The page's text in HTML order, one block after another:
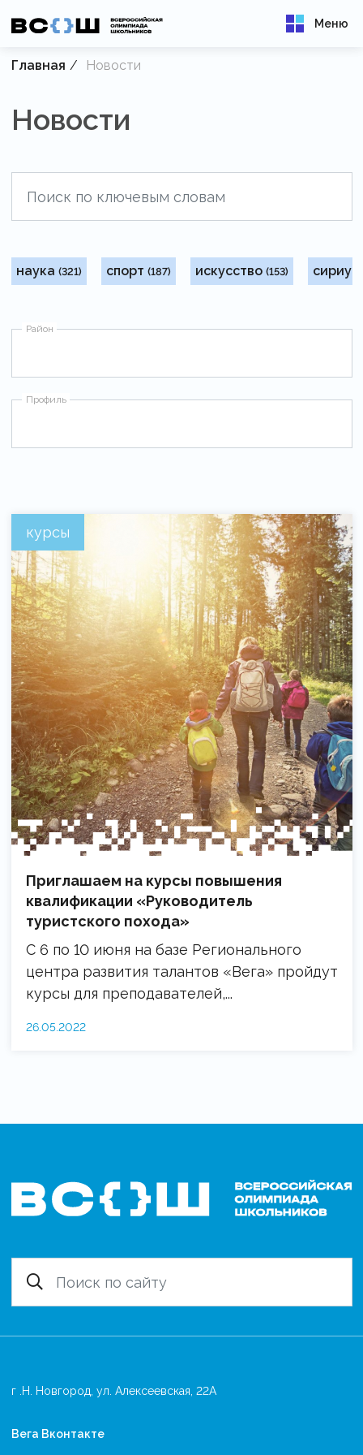
Меню
Главная Новости
Новости
наука (321) спорт (187) искусство (153) сириус
Район
Профиль
курсы
Приглашаем на курсы повышения
квалификации «Руководитель
туристского похода»
С 6 по 10 июня на базе Регионального
центра развития талантов «Вега» пройдут
курсы для преподавателей,...
26.05.2022
г .Н. Новгород, ул. Алексеевская, 22А
Вега Вконтакте